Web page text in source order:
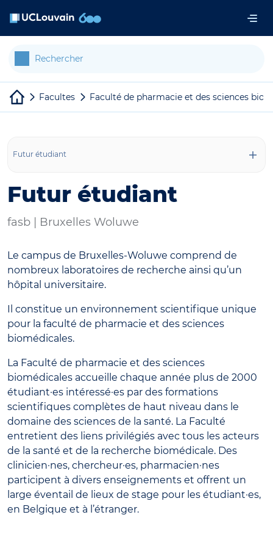
Facultes Faculté de pharmacie et des sciences
Futur étudiant
Futur étudiant
fasb | Bruxelles Woluwe
Le campus de Bruxelles-Woluwe comprend de
nombreux laboratoires de recherche ainsi qu’un
hôpital universitaire.
Il constitue un environnement scientifique unique
pour la faculté de pharmacie et des sciences
biomédicales.
La Faculté de pharmacie et des sciences
biomédicales accueille chaque année plus de 2000
étudiant·es intéressé·es par des formations
scientifiques complètes de haut niveau dans le
domaine des sciences de la santé. La Faculté
entretient des liens privilégiés avec tous les acteurs
de la santé et de la recherche biomédicale. Des
clinicien·nes, chercheur·es, pharmacien·nes
participent à divers enseignements et offrent un
large éventail de lieux de stage pour les étudiant·es,
en Belgique et à l’étranger.